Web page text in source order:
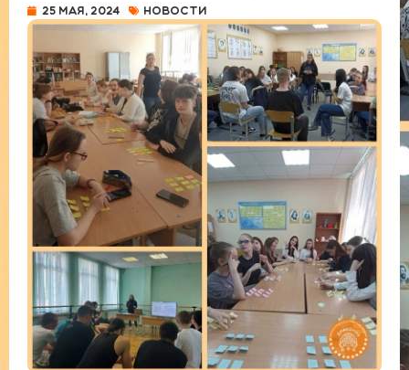
25 мая, 2024 Новости